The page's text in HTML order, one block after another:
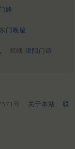
路
东门晚望
郑嵎 津阳门诗
号 关于本站
联